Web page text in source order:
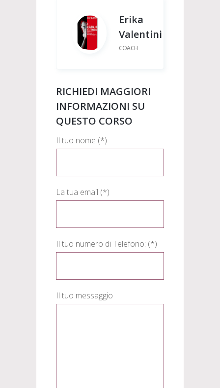
Erika
Valentini
COACH
RICHIEDI MAGGIORI
INFORMAZIONI SU
QUESTO CORSO
Il tuo nome (*)
La tua email (*)
Il tuo numero di Telefono: (*)
Il tuo messaggio